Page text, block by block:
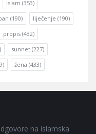
islam (353)
(190) liječenje (190)
propis (432)
sunnet (227)
žena (433)
na islamska